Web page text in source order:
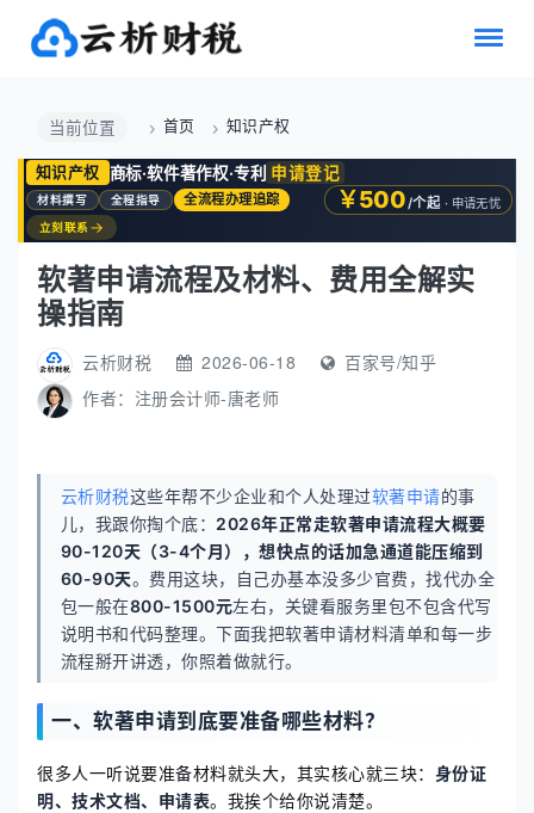
当前位置 首页 知识产权
知识产权 商标·软件著作权·专利 申请登记
材料撰写 全程指导 全流程办理追踪 ￥500/个起 · 申请无忧
立刻联系 →
软著申请流程及材料、费用全解实
操指南
云析财税 2026-06-18
百家号/知乎
作者： 注册会计师-唐老师
云析财税这些年帮不少企业和个人处理过软著申请的事
儿，我跟你掏个底： 2026年正常走软著申请流程大概要
90-120天（3-4个月），想快点的话加急通道能压缩到
60-90天。费用这块，自己办基本没多少官费，找代办全
包一般在800-1500元左右，关键看服务里包不包含代写
说明书和代码整理。下面我把软著申请材料清单和每一步
流程掰开讲透，你照着做就行。
一、软著申请到底要准备哪些材料？
很多人一听说要准备材料就头大，其实核心就三块： 身份证
明、技术文档、申请表。我挨个给你说清楚。